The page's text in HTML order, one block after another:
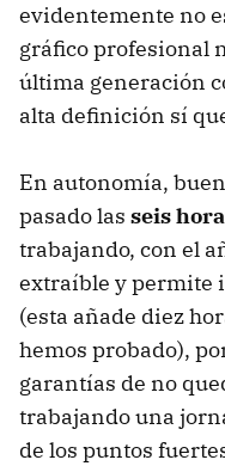
evidentemente no
gráfico profesional
última generación
alta definición sí
En autonomía,
pasado las seis
trabajando, con el
extraíble y permite
(esta añade diez
hemos probado),
garantías de no
trabajando una
de los puntos